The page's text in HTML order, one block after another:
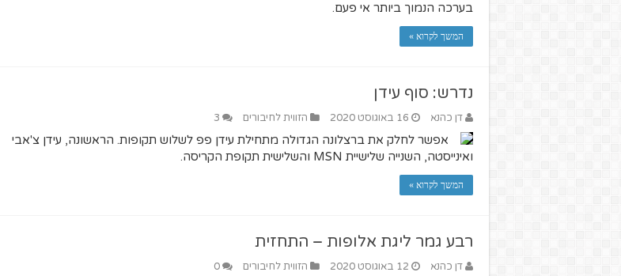
בערכה הנמוך ביותר אי פעם.
המשך לקרוא »
נדרש: סוף עידן
דן כהנא 16 באוגוסט 2020 הזווית לחיבורים 3
אפשר לחלק את ברצלונה הגדולה מתחילת עידן פפ לשלוש תקופות. הראשונה, עידן צ'אבי
ואינייסטה, השנייה שלישיית MSN והשלישית תקופת הקריסה.
המשך לקרוא »
רבע גמר ליגת אלופות – התחזית
דן כהנא 12 באוגוסט 2020 הזווית לחיבורים 0